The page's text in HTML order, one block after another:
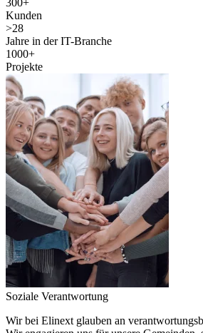
300+
Kunden
>28
Jahre in der IT-Branche
1000+
Projekte
Soziale Verantwortung
Wir bei Elinext glauben an